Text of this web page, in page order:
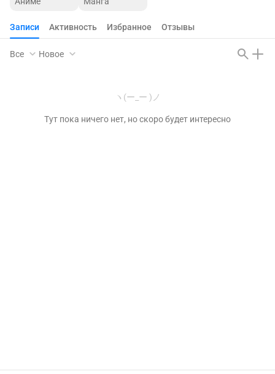
Записи Активность Избранное Отзывы
Все Новое
ヽ(ー_ー )ノ
Тут пока ничего нет, но скоро будет интересно